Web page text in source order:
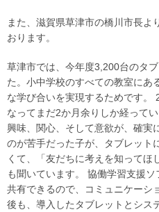
また、滋賀県草津市の橋川市長よ
おります。
草津市では、今年度3,200台のタ
た。小中学校のすべての教室にあ
な学び合いを実現するためです。
なってまだ2か月余りしか経って
興味、関心、そして意欲が、確実
のが苦手だった子が、タブレット
くて、「友だちに考えを知ってほ
も聞いています。 協働学習支援
共有できるので、コミュニケーシ
後も、導入したタブレットとシス